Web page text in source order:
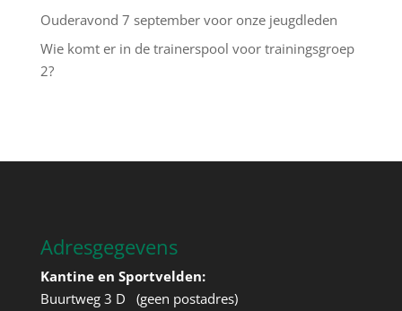
Ouderavond 7 september voor onze jeugdleden
Wie komt er in de trainerspool voor trainingsgroep
2?
Adresgegevens
Kantine en Sportvelden:
Buurtweg 3 D (geen postadres)